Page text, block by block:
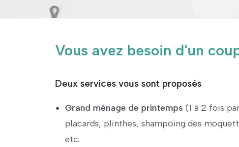
Vous avez besoin d'un
Deux services vous sont proposés
Grand ménage de printemps (1 à 2 fois
placards, plinthes, shampoing des
etc.